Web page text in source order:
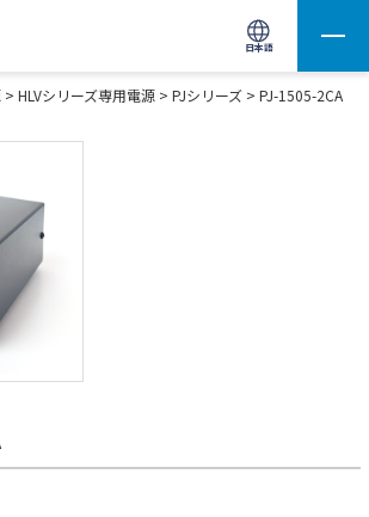
日本語
サイト内検索(Enterで実行)
> HLVシリーズ専用電源 > PJシリーズ > PJ-1505-2CA